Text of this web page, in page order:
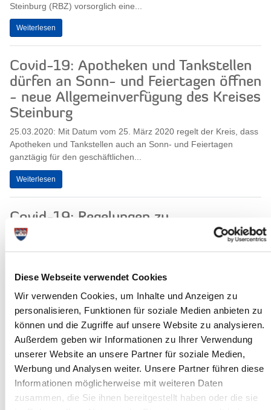
Diese Webseite verwendet Cookies
Wir verwenden Cookies, um Inhalte und Anzeigen zu
personalisieren, Funktionen für soziale Medien anbieten zu
können und die Zugriffe auf unsere Website zu analysieren.
Außerdem geben wir Informationen zu Ihrer Verwendung
unserer Website an unsere Partner für soziale Medien,
Werbung und Analysen weiter. Unsere Partner führen diese
Informationen möglicherweise mit weiteren Daten
zusammen, die Sie ihnen bereitgestellt haben oder die sie
Steinburg (RBZ) vorsorglich eine...
Weiterlesen
Covid-19: Apotheken und Tankstellen
dürfen an Sonn- und Feiertagen öffnen
- neue Allgemeinverfügung des Kreises
Steinburg
25.03.2020: Mit Datum vom 25. März 2020 regelt der Kreis, dass
Apotheken und Tankstellen auch an Sonn- und Feiertagen
ganztägig für den geschäftlichen...
Weiterlesen
Covid-19: Regelungen zu
Nebenwohnungen
24.03.20: Mit Datum vom 24.03.2020 hat der Kreis Steinburg
Nebenwohnungen (sogenannte...
Weiterlesen
COVID-19 Schadstoffsammlung
eingestellt
23.03.2020: „Aufgrund der dramatischen Entwicklung in der
Corona-Krise müssen soziale Kontakte so weit wie möglich
eingestellt werden“, teilt Landrat...